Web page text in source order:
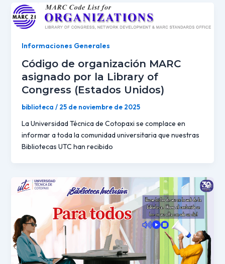
Informaciones Generales
Código de organización MARC
asignado por la Library of
Congress (Estados Unidos)
biblioteca / 25 de noviembre de 2025
La Universidad Técnica de Cotopaxi se complace en
informar a toda la comunidad universitaria que nuestras
Bibliotecas UTC han recibido